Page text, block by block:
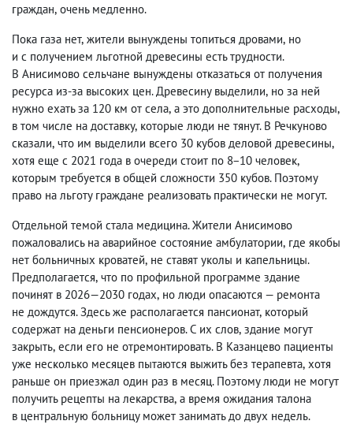
граждан, очень медленно.
Пока газа нет, жители вынуждены топиться дровами, но
и с получением льготной древесины есть трудности.
В Анисимово сельчане вынуждены отказаться от получения
ресурса из-за высоких цен. Древесину выделили, но за ней
нужно ехать за 120 км от села, а это дополнительные расходы,
в том числе на доставку, которые люди не тянут. В Речкуново
сказали, что им выделили всего 30 кубов деловой древесины,
хотя еще с 2021 года в очереди стоит по 8−10 человек,
которым требуется в общей сложности 350 кубов. Поэтому
право на льготу граждане реализовать практически не могут.
Отдельной темой стала медицина. Жители Анисимово
пожаловались на аварийное состояние амбулатории, где якобы
нет больничных кроватей, не ставят уколы и капельницы.
Предполагается, что по профильной программе здание
починят в 2026—2030 годах, но люди опасаются — ремонта
не дождутся. Здесь же располагается пансионат, который
содержат на деньги пенсионеров. С их слов, здание могут
закрыть, если его не отремонтировать. В Казанцево пациенты
уже несколько месяцев пытаются выжить без терапевта, хотя
раньше он приезжал один раз в месяц. Поэтому люди не могут
получить рецепты на лекарства, а время ожидания талона
в центральную больницу может занимать до двух недель.